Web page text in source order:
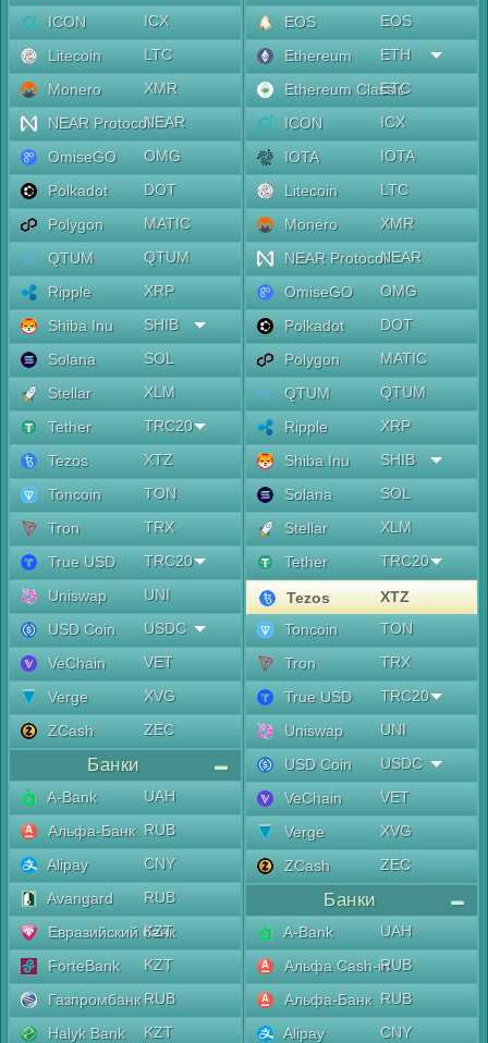
ICON
ICX
Litecoin
LTC
Monero
XMR
NEAR ProtocolNEAR
OmiseGO
OMG
Polkadot
DOT
Polygon
MATIC
QTUM
QTUM
Ripple
XRP
Shiba Inu
SHIB
Solana
SOL
Stellar
XLM
Tether
TRC20
Tezos
XTZ
Toncoin
TON
Tron
TRX
True USD
TRC20
Uniswap
UNI
USD Coin
USDC
VeChain
VET
Verge
XVG
ZCash
ZEC
Банки
A-Bank
UAH
Альфа-Банк RUB
Alipay
CNY
Avangard
RUB
Евразийский банк
KZT
ForteBank
KZT
Газпромбанк RUB
Halyk Bank
KZT
EOS
EOS
Ethereum
ETH
Ethereum Classic
ETC
ICON
ICX
IOTA
IOTA
Litecoin
LTC
Monero
XMR
NEAR ProtocolNEAR
OmiseGO
OMG
Polkadot
DOT
Polygon
MATIC
QTUM
QTUM
Ripple
XRP
Shiba Inu
SHIB
Solana
SOL
Stellar
XLM
Tether
TRC20
Tezos
XTZ
Toncoin
TON
Tron
TRX
True USD
TRC20
Uniswap
UNI
USD Coin
USDC
VeChain
VET
Verge
XVG
ZCash
ZEC
Банки
A-Bank
UAH
Альфа Cash-inRUB
Альфа-Банк RUB
Alipay
CNY